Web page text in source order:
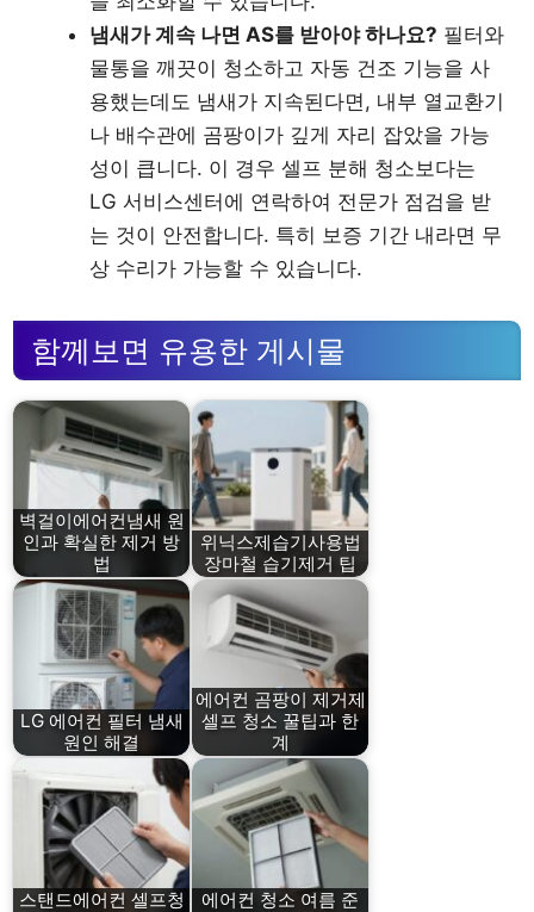
냄새가 계속 나면 AS를 받아야 하나요? 필터와
물통을 깨끗이 청소하고 자동 건조 기능을 사
용했는데도 냄새가 지속된다면, 내부 열교환기
나 배수관에 곰팡이가 깊게 자리 잡았을 가능
성이 큽니다. 이 경우 셀프 분해 청소보다는
LG 서비스센터에 연락하여 전문가 점검을 받
는 것이 안전합니다. 특히 보증 기간 내라면 무
상 수리가 가능할 수 있습니다.
함께보면 유용한 게시물
벽걸이에어컨냄새 원
인과 확실한 제거 방
법
위닉스제습기사용법
장마철 습기제거 팁
LG 에어컨 필터 냄새
원인 해결
에어컨 곰팡이 제거제
셀프 청소 꿀팁과 한
계
스탠드에어컨 셀프청
에어컨 청소 여름 준